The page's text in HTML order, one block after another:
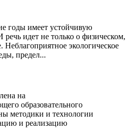
годы имеет устойчивую
идет не только о физическом,
Неблагоприятное экологическое
предел...
на
образовательного
методики и технологии
и реализацию